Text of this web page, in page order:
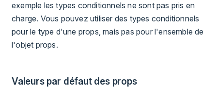
exemple les types conditionnels ne sont pas pris en
charge. Vous pouvez utiliser des types conditionnels
pour le type d'une props, mais pas pour l'ensemble de
l'objet props.
Valeurs par défaut des props